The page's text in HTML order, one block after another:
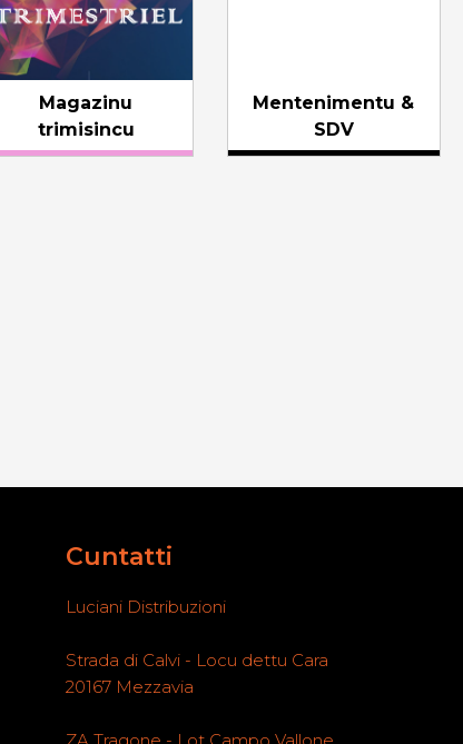
Magazinu
trimisincu
Mentenimentu &
SDV
Cuntatti
Luciani Distribuzioni
Strada di Calvi - Locu dettu Cara
20167 Mezzavia